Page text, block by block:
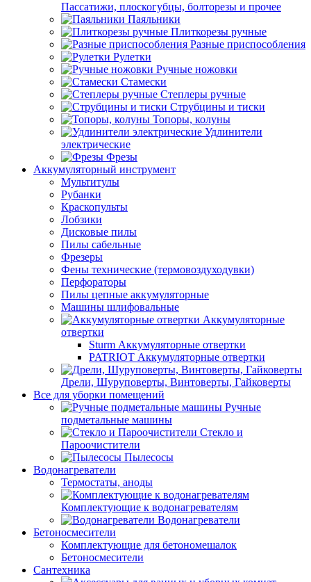
Пассатижи, плоскогубцы, болторезы и прочее
Паяльники
Плиткорезы ручные
Разные приспособления
Рулетки
Ручные ножовки
Стамески
Степлеры ручные
Струбцины и тиски
Топоры, колуны
Удлинители
электрические
Фрезы
Аккумуляторный инструмент
Мультитулы
Рубанки
Краскопульты
Лобзики
Дисковые пилы
Пилы сабельные
Фрезеры
Фены технические (термовоздуходувки)
Перфораторы
Пилы цепные аккумуляторные
Машины шлифовальные
Аккумуляторные
отвертки
Sturm Аккумуляторные отвертки
PATRIOT Аккумуляторные отвертки
Дрели, Шуруповерты, Винтоверты, Гайковерты
Все для уборки помещений
Ручные
подметальные машины
Стекло и
Пароочистители
Пылесосы
Водонагреватели
Термостаты, аноды
Комплектующие к водонагревателям
Водонагреватели
Бетоносмесители
Комплектующие для бетономешалок
Бетоносмесители
Сантехника